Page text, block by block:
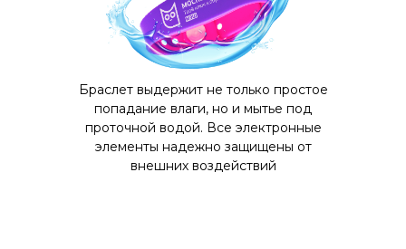
Браслет выдержит не только простое
попадание влаги, но и мытье под
проточной водой. Все электронные
элементы надежно защищены от
внешних воздействий